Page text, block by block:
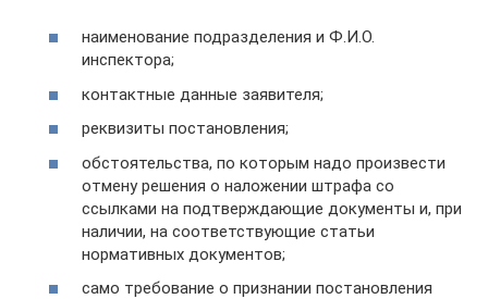
наименование подразделения и Ф.И.О.
инспектора;
контактные данные заявителя;
реквизиты постановления;
обстоятельства, по которым надо произвести
отмену решения о наложении штрафа со
ссылками на подтверждающие документы и, при
наличии, на соответствующие статьи
нормативных документов;
само требование о признании постановления